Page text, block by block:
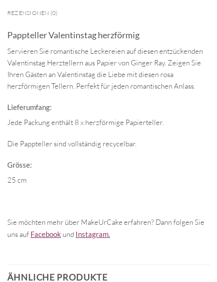
REZENSIONEN (0)
Pappteller Valentinstag herzförmig
Servieren Sie romantische Leckereien auf diesen entzückenden
Valentinstag Herztellern aus Papier von Ginger Ray. Zeigen Sie
Ihren Gästen an Valentinstag die Liebe mit diesen rosa
herzförmigen Tellern. Perfekt für jeden romantischen Anlass.
Lieferumfang:
Jede Packung enthält 8 x herzförmige Papierteller.
Die Pappteller sind vollständig recycelbar.
Grösse:
25 cm
Sie möchten mehr über MakeUrCake erfahren? Dann folgen Sie
uns auf Facebook und Instagram.
ÄHNLICHE PRODUKTE